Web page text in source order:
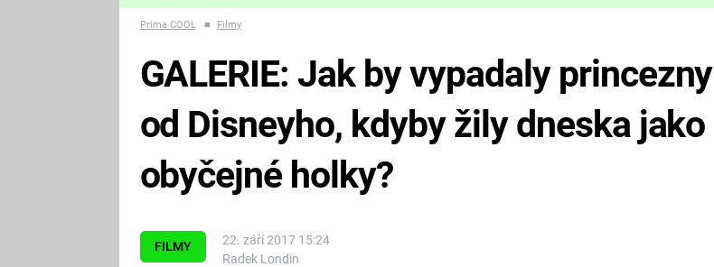
nejvíc zvednou tep?
Prima COOL ■ Filmy
FILMY
22. září 2017 15:24
Radek Londin
GALERIE: Jak by vypadaly princezny
od Disneyho, kdyby žily dneska jako
obyčejné holky?